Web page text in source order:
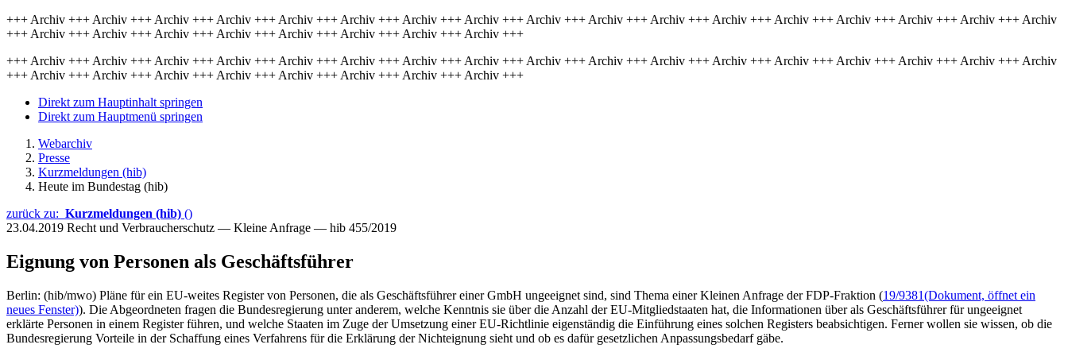
+++ Archiv +++ Archiv +++ Archiv +++ Archiv +++ Archiv +++ Archiv +++ Archiv +++ Archiv +++ Archiv +++ Archiv +++ Archiv +++ Archiv +++ Archiv +++ Archiv +++ Archiv +++ Archiv +++ Archiv
+++ Archiv +++ Archiv +++ Archiv +++ Archiv +++ Archiv +++ Archiv +++ Archiv +++ Archiv +++
+++ Archiv +++ Archiv +++ Archiv +++ Archiv +++ Archiv +++ Archiv +++ Archiv +++ Archiv +++ Archiv +++ Archiv +++ Archiv +++ Archiv +++ Archiv +++ Archiv +++ Archiv +++ Archiv +++ Archiv
+++ Archiv +++ Archiv +++ Archiv +++ Archiv +++ Archiv +++ Archiv +++ Archiv +++ Archiv +++
Direkt zum Hauptinhalt springen
Direkt zum Hauptmenü springen
Webarchiv
Presse
Kurzmeldungen (hib)
Heute im Bundestag (hib)
zurück zu: Kurzmeldungen (hib) ()
23.04.2019 Recht und Verbraucherschutz — Kleine Anfrage — hib 455/2019
Eignung von Personen als Geschäftsführer
Berlin: (hib/mwo) Pläne für ein EU-weites Register von Personen, die als Geschäftsführer einer GmbH ungeeignet sind, sind Thema einer Kleinen Anfrage der FDP-Fraktion (19/9381(Dokument, öffnet ein
neues Fenster)). Die Abgeordneten fragen die Bundesregierung unter anderem, welche Kenntnis sie über die Anzahl der EU-Mitgliedstaaten hat, die Informationen über als Geschäftsführer für ungeeignet
erklärte Personen in einem Register führen, und welche Staaten im Zuge der Umsetzung einer EU-Richtlinie eigenständig die Einführung eines solchen Registers beabsichtigen. Ferner wollen sie wissen, ob die
Bundesregierung Vorteile in der Schaffung eines Verfahrens für die Erklärung der Nichteignung sieht und ob es dafür gesetzlichen Anpassungsbedarf gäbe.